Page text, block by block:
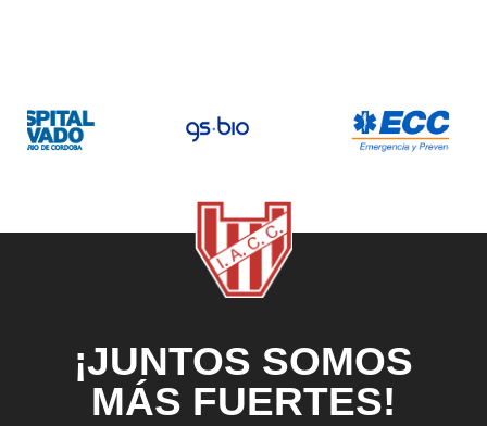
¡JUNTOS SOMOS
MÁS FUERTES!